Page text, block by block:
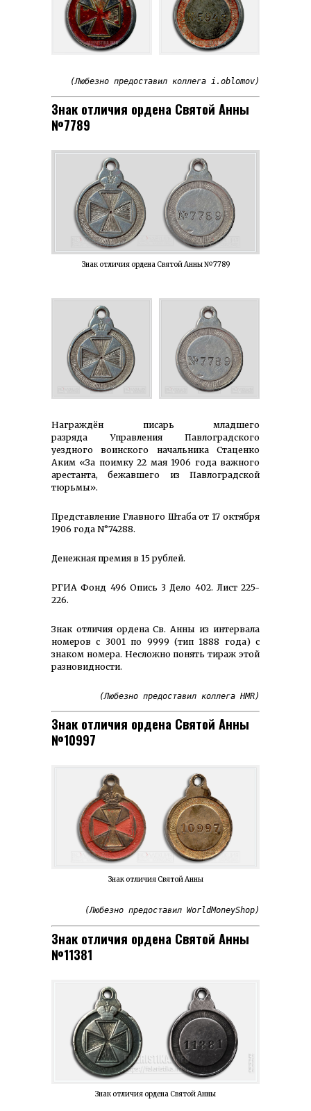
(Любезно предоставил коллега i.oblomov)
Знак отличия ордена Святой Анны
№7789
Знак отличия ордена Святой Анны №7789
Награждён писарь младшего
разряда Управления Павлоградского
уездного воинского начальника Стаценко
Аким «За поимку 22 мая 1906 года важного
арестанта, бежавшего из Павлоградской
тюрьмы».
Представление Главного Штаба от 17 октября
1906 года N°74288.
Денежная премия в 15 рублей.
РГИА Фонд 496 Опись 3 Дело 402. Лист 225-
226.
Знак отличия ордена Св. Анны из интервала
номеров с 3001 по 9999 (тип 1888 года) c
знаком номера. Несложно понять тираж этой
разновидности.
(Любезно предоставил коллега HMR)
Знак отличия ордена Святой Анны
№10997
Знак отличия Святой Анны
(Любезно предоставил WorldMoneyShop)
Знак отличия ордена Святой Анны
№11381
Знак отличия ордена Святой Анны